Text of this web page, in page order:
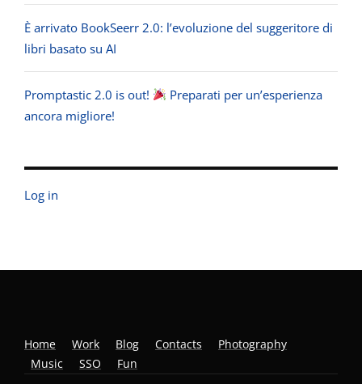
È arrivato BookSeerr 2.0: l’evoluzione del suggeritore di
libri basato su AI
Promptastic 2.0 is out!
Preparati per un’esperienza
ancora migliore!
Log in
Home Work Blog Contacts
Photography
Music
SSO Fun